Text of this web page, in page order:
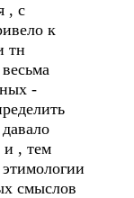
, с
к
тн
-
и , тем
смыслов